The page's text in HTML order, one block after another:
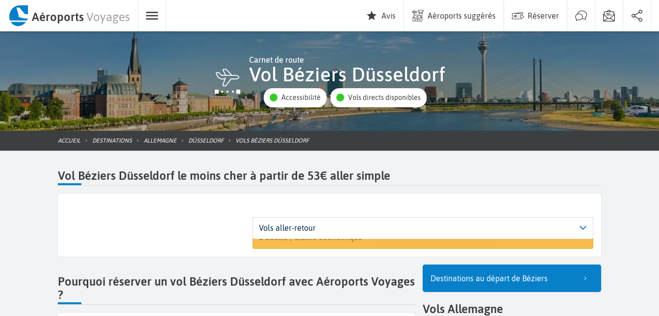
AéroportsVoyages Avis Aéroports suggérés Réserver
Carnet de route
Vol Béziers Düsseldorf
Accessibilité Vols directs disponibles
ACCUEIL DESTINATIONS ALLEMAGNE DÜSSELDORF VOLS BÉZIERS DÜSSELDORF
Vol Béziers Düsseldorf le moins cher à partir de 53€ aller simple
Départ
Béziers (BZR) Düsseldorf (DUS)
Dates
Dates de votre voyage
Voyageurs | Classe
1 adulte | Classe économique
Vols aller-retour
Pourquoi réserver un vol Béziers Düsseldorf avec Aéroports Voyages
?
Destinations au départ de Béziers
Vols Allemagne